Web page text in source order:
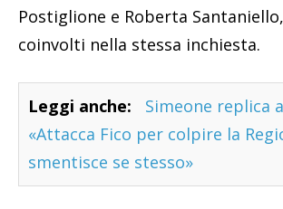
Postiglione e Roberta
coinvolti nella stessa inchiesta.
Leggi anche:
Simeone replica
«Attacca Fico per colpire la
smentisce se stesso»